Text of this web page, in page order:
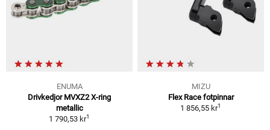
ENUMA
Drivkedjor MVXZ2 X-ring
metallic
1 790,53 kr1
MIZU
Flex Race fotpinnar
1 856,55 kr1